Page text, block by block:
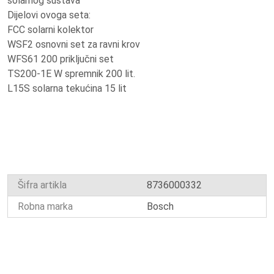
Dijelovi ovoga seta:
FCC solarni kolektor
WSF2 osnovni set za ravni krov
WFS61 200 priključni set
TS200-1E W spremnik 200 lit.
L15S solarna tekućina 15 lit
Šifra artikla
8736000332
Robna marka
Bosch